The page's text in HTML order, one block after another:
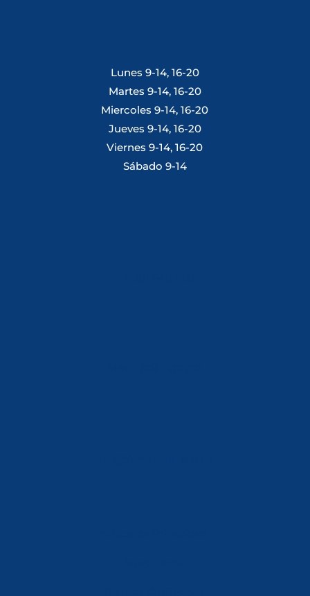
Lunes 9-14, 16-20
Martes 9-14, 16-20
Miercoles 9-14, 16-20
Jueves 9-14, 16-20
Viernes 9-14, 16-20
Sábado 9-14